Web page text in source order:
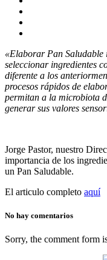
«Elaborar Pan Saludable
seleccionar ingredientes
diferente a los
procesos rápidos de
permitan a la microbiota
generar sus valores
Jorge Pastor, nuestro
importancia de los
un Pan Saludable.
El articulo completo aquí
No hay comentarios
Sorry, the comment form